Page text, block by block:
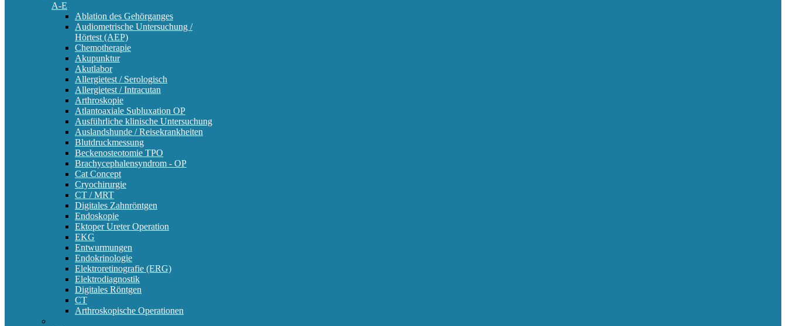
A-E
Ablation des Gehörganges
Audiometrische Untersuchung /
Hörtest (AEP)
Chemotherapie
Akupunktur
Akutlabor
Allergietest / Serologisch
Allergietest / Intracutan
Arthroskopie
Atlantoaxiale Subluxation OP
Ausführliche klinische Untersuchung
Auslandshunde / Reisekrankheiten
Blutdruckmessung
Beckenosteotomie TPO
Brachycephalensyndrom - OP
Cat Concept
Cryochirurgie
CT / MRT
Digitales Zahnröntgen
Endoskopie
Ektoper Ureter Operation
EKG
Entwurmungen
Endokrinologie
Elektroretinografie (ERG)
Elektrodiagnostik
Digitales Röntgen
CT
Arthroskopische Operationen